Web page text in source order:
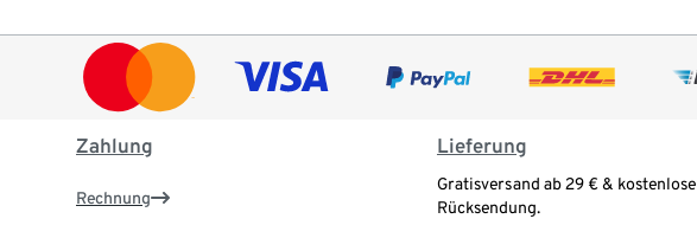
Zahlung
Rechnung
Lieferung
Gratisversand ab 29 € & kostenlose
Rücksendung.